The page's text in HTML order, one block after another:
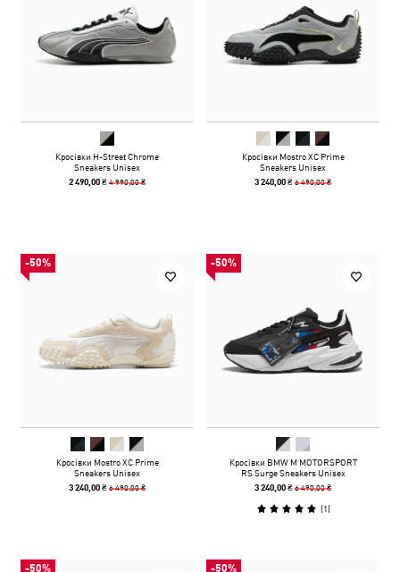
Кросівки H-Street Chrome
Sneakers Unisex
2 490,00 ₴4 990,00 ₴
Кросівки Mostro XC Prime
Sneakers Unisex
3 240,00 ₴6 490,00 ₴
-50%
Кросівки Mostro XC Prime
Sneakers Unisex
3 240,00 ₴6 490,00 ₴
-50%
Кросівки BMW M MOTORSPORT
RS Surge Sneakers Unisex
3 240,00 ₴6 490,00 ₴
(1)
-50% -50%